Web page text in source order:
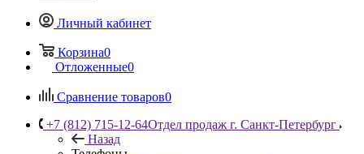
Личный кабинет
Корзина0
Отложенные0
Сравнение товаров0
+7 (812) 715-12-64Отдел продаж г. Санкт-Петербург
Назад